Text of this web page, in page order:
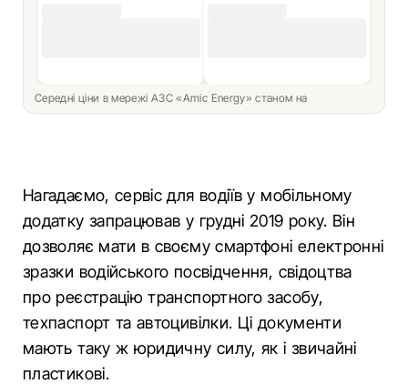
Середні ціни в мережі АЗС «Amic Energy» станом на
Нагадаємо, сервіс для водіїв у мобільному
додатку запрацював у грудні 2019 року. Він
дозволяє мати в своєму смартфоні електронні
зразки водійського посвідчення, свідоцтва
про реєстрацію транспортного засобу,
техпаспорт та автоцивілки. Ці документи
мають таку ж юридичну силу, як і звичайні
пластикові.